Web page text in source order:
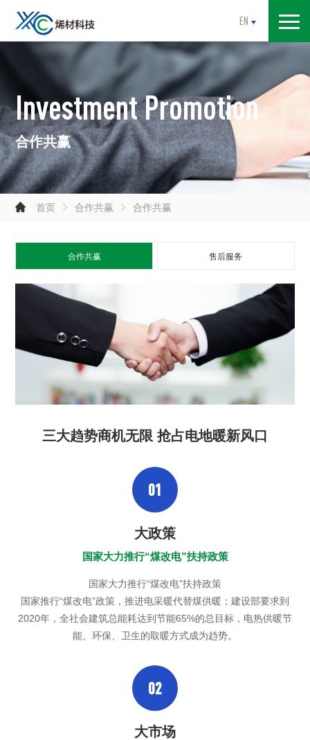
EN
Investment Promotion
合作共赢
 首页  合作共赢  合作共赢
合作共赢 售后服务
三大趋势商机无限 抢占电地暖新风口
01
大政策
国家大力推行“煤改电”扶持政策
国家大力推行“煤改电”扶持政策
国家推行“煤改电”政策，推进电采暖代替煤供暖；建设部要求到
2020年，全社会建筑总能耗达到节能65%的总目标，电热供暖节
能、环保、卫生的取暖方式成为趋势。
02
大市场